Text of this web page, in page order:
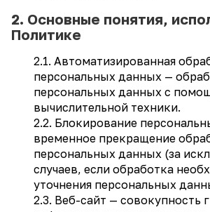
2. Основные понятия,
Политике
2.1. Автоматизированная
персональных данных —
персональных данных с
вычислительной техники.
2.2. Блокирование
временное прекращение
персональных данных (за
случаев, если обработка
уточнения персональных
2.3. Веб-сайт — совокупность